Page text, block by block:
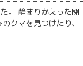
。 静まりかえった閉
クマを見つけたり、